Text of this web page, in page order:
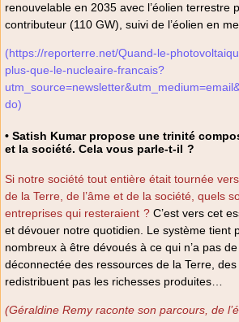
renouvelable en 2035 avec l’éolien terrestre
contributeur (110 GW), suivi de l’éolien en
(https://reporterre.net/Quand-le-
plus-que-le-nucleaire-francais?
do)
• Satish Kumar propose une trinité
et la société. Cela vous parle-t-il ?
Si notre société tout entière était tournée
de la Terre, de l’âme et de la société, quels
entreprises qui resteraient ? C’est vers cet
et dévouer notre quotidien. Le système tient
nombreux à être dévoués à ce qui n’a pas
déconnectée des ressources de la Terre,
redistribuent pas les richesses produites…
(Géraldine Remy raconte son parcours, de